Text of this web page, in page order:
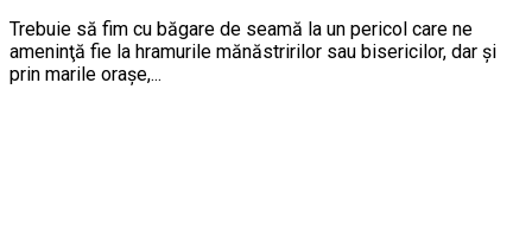
Trebuie să fim cu băgare de seamă la un pericol care ne
ameninţă fie la hramurile mănăstririlor sau bisericilor, dar şi
prin marile oraşe,...